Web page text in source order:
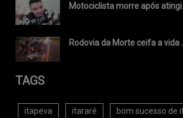
Motociclista morre após
Rodovia da Morte ceifa a vida
TAGS
itapeva itararé bom sucesso de